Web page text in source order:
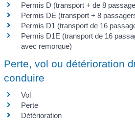
Permis D (transport + de 8
Permis DE (transport + 8
Permis D1 (transport de 16
Permis D1E (transport de 16
avec remorque)
Perte, vol ou détérioration
conduire
Vol
Perte
Détérioration